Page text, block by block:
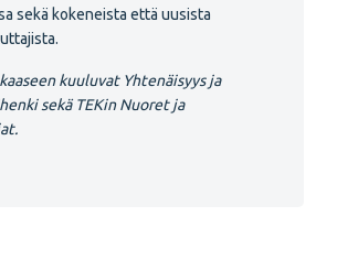
sekä kokeneista että uusista
kuuluvat Yhtenäisyys ja
sekä TEKin Nuoret ja